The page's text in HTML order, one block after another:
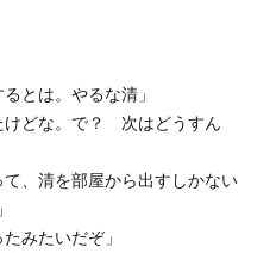
とは。やるな清」
けどな。で？ 次はどうすん
、清を部屋から出すしかない
みたいだぞ」